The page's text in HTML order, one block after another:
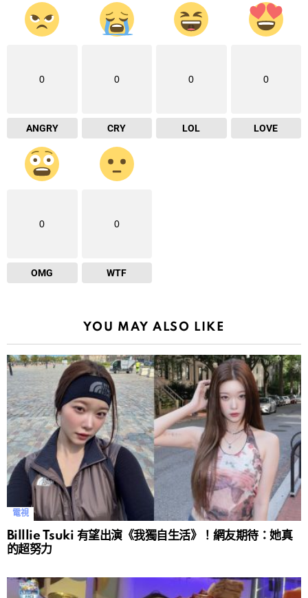
0
ANGRY
0
CRY
0
LOL
0
LOVE
0
OMG
0
WTF
YOU MAY ALSO LIKE
電視
Billlie Tsuki 有望出演《我獨自生活》！網友期待：她真
的超努力